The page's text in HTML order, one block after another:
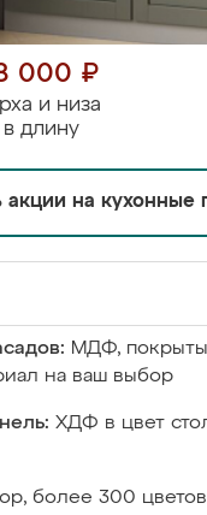
000 ₽
и низа
в длину
акции на кухонные
МДФ,
на ваш выбор
ХДФ в цвет
более 300 цветов